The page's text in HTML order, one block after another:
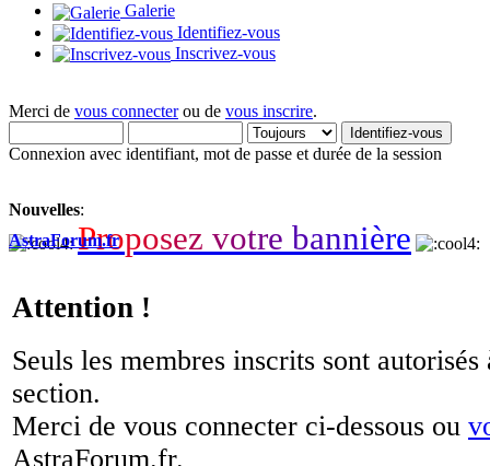
Galerie
Identifiez-vous
Inscrivez-vous
Merci de vous connecterou de vous inscrire.
Connexion avec identifiant, mot de passe et durée de la session
Nouvelles:
Proposez votre bannière
AstraForum.fr
Attention !
Seuls les membres inscrits sont autorisés
section.
Merci de vous connecter ci-dessous ou
AstraForum.fr.